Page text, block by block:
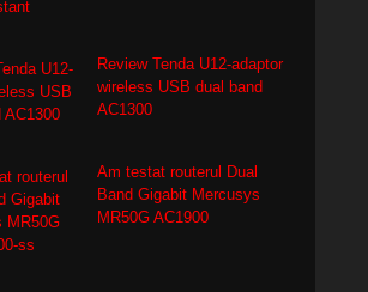
Review Tenda U12-adaptor
wireless USB dual band
AC1300
Am testat routerul Dual
Band Gigabit Mercusys
MR50G AC1900